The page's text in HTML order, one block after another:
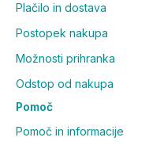
Plačilo in dostava
Postopek nakupa
Možnosti prihranka
Odstop od nakupa
Pomoč
Pomoč in informacije